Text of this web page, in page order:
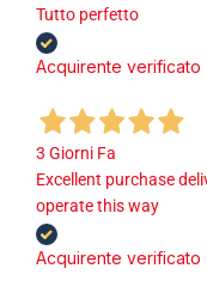
Tutto perfetto
Acquirente verificato
3 Giorni Fa
Excellent purchase
operate this way
Acquirente verificato